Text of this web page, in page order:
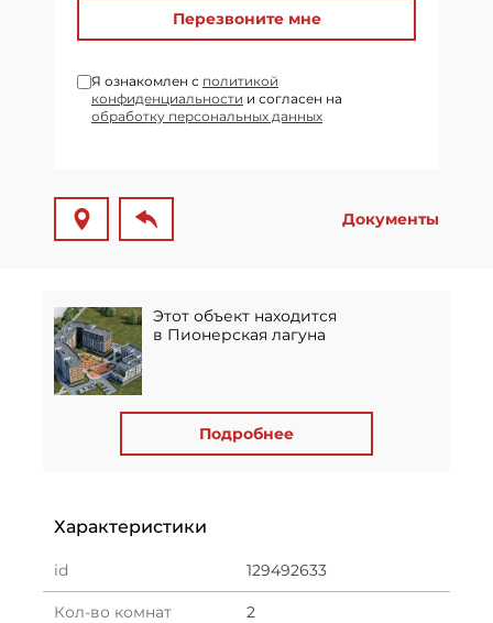
Перезвоните мне
Я ознакомлен с политикой
конфиденциальности и согласен на
обработку персональных данных
Документы
Этот объект находится
в Пионерская лагуна
Подробнее
Характеристики
id 129492633
Кол-во комнат 2